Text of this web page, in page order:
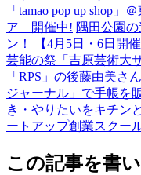
「tamao pop up shop
ア 開催中! 隅田公園
ン！
【4月5日・6日開
芸能の祭「吉原芸術大
「RPS」の後藤由美さ
ジャーナル」で手帳を
き・やりたいをキチン
ートアップ創業スクー
この記事を書